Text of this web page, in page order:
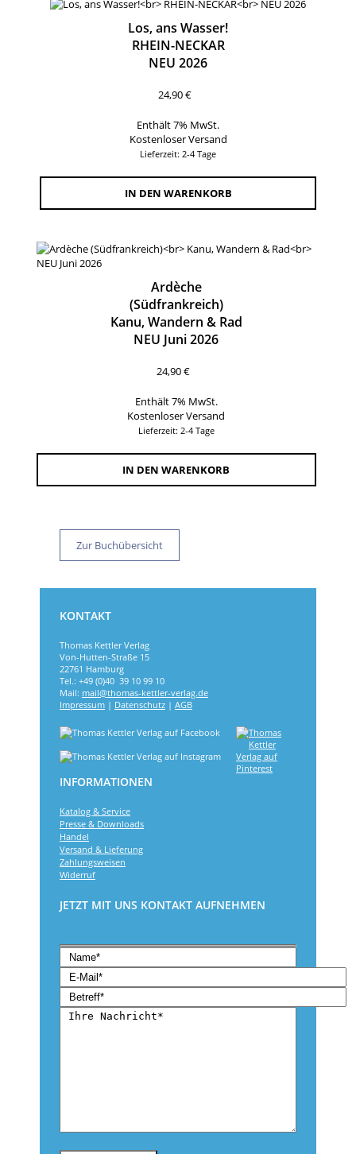
Los, ans Wasser!
RHEIN-NECKAR
NEU 2026
24,90€
Enthält 7% MwSt.
Kostenloser Versand
Lieferzeit: 2-4 Tage
IN DEN WARENKORB
Ardèche
(Südfrankreich)
Kanu, Wandern & Rad
NEU Juni 2026
24,90€
Enthält 7% MwSt.
Kostenloser Versand
Lieferzeit: 2-4 Tage
IN DEN WARENKORB
Zur Buchübersicht
KONTAKT
Thomas Kettler Verlag
Von-Hutten-Straße 15
22761 Hamburg
Tel.: +49 (0)40 39 10 99 10
Mail: mail@thomas-kettler-verlag.de
Impressum | Datenschutz | AGB
INFORMATIONEN
Katalog & Service
Presse & Downloads
Handel
Versand & Lieferung
Zahlungsweisen
Widerruf
JETZT MIT UNS KONTAKT AUFNEHMEN